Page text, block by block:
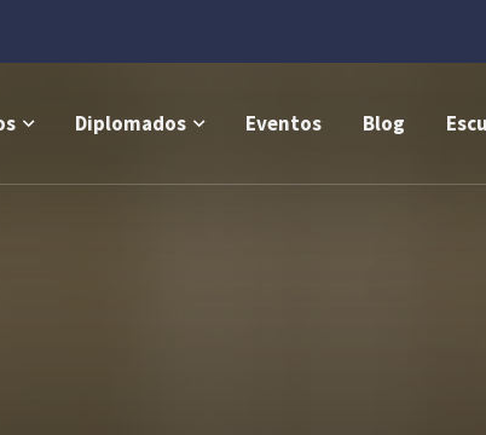
Diplomados Eventos Blog